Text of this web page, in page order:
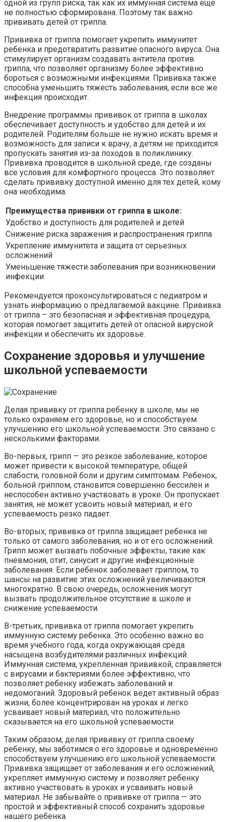
одной из групп риска, так как их иммунная система еще
не полностью сформирована. Поэтому так важно
прививать детей от гриппа.
Прививка от гриппа помогает укрепить иммунитет
ребенка и предотвратить развитие опасного вируса. Она
стимулирует организм создавать антитела против
гриппа, что позволяет организму более эффективно
бороться с возможными инфекциями. Прививка также
способна уменьшить тяжесть заболевания, если все же
инфекция происходит.
Внедрение программы прививок от гриппа в школах
обеспечивает доступность и удобство для детей и их
родителей. Родителям больше не нужно искать время и
возможность для записи к врачу, а детям не приходится
пропускать занятия из-за походов в поликлинику.
Прививка проводится в школьной среде, где созданы
все условия для комфортного процесса. Это позволяет
сделать прививку доступной именно для тех детей, кому
она необходима.
Преимущества прививки от гриппа в школе:
Удобство и доступность для родителей и детей
Снижение риска заражения и распространения гриппа
Укрепление иммунитета и защита от серьезных
осложнений
Уменьшение тяжести заболевания при возникновении
инфекции
Рекомендуется проконсультироваться с педиатром и
узнать информацию о предлагаемой вакцине. Прививка
от гриппа – это безопасная и эффективная процедура,
которая помогает защитить детей от опасной вирусной
инфекции и обеспечить их здоровье.
Сохранение здоровья и улучшение
школьной успеваемости
Делая прививку от гриппа ребенку в школе, мы не
только охраняем его здоровье, но и способствуем
улучшению его школьной успеваемости. Это связано с
несколькими факторами.
Во-первых, грипп — это резкое заболевание, которое
может привести к высокой температуре, общей
слабости, головной боли и другим симптомам. Ребенок,
больной гриппом, становится совершенно бессилен и
неспособен активно участвовать в уроке. Он пропускает
занятия, не может усвоить новый материал, и его
успеваемость резко падает.
Во-вторых, прививка от гриппа защищает ребенка не
только от самого заболевания, но и от его осложнений.
Грипп может вызвать побочные эффекты, такие как
пневмония, отит, синусит и другие инфекционные
заболевания. Если ребенок заболевает гриппом, то
шансы на развитие этих осложнений увеличиваются
многократно. В свою очередь, осложнения могут
вызвать продолжительное отсутствие в школе и
снижение успеваемости.
В-третьих, прививка от гриппа помогает укрепить
иммунную систему ребенка. Это особенно важно во
время учебного года, когда окружающая среда
насыщена возбудителями различных инфекций.
Иммунная система, укрепленная прививкой, справляется
с вирусами и бактериями более эффективно, что
позволяет ребенку избежать заболеваний и
недомоганий. Здоровый ребенок ведет активный образ
жизни, более концентрирован на уроках и легко
усваивает новый материал, что положительно
сказывается на его школьной успеваемости.
Таким образом, делая прививку от гриппа своему
ребенку, мы заботимся о его здоровье и одновременно
способствуем улучшению его школьной успеваемости.
Прививка защищает от заболевания и его осложнений,
укрепляет иммунную систему и позволяет ребенку
активно участвовать в уроках и усваивать новый
материал. Не забывайте о прививке от гриппа — это
простой и эффективный способ сохранить здоровье
нашего ребенка.